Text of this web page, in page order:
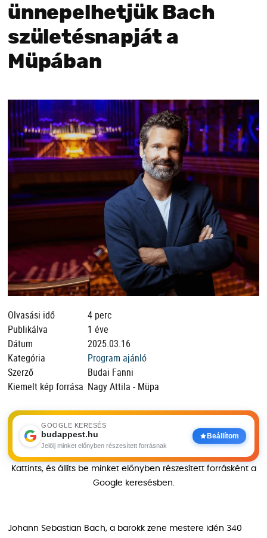
ünnepelhetjük Bach
születésnapját a
Müpában
Olvasási idő
4 perc
Publikálva
1 éve
Dátum
2025.03.16
Kategória
Program ajánló
Szerző
Budai Fanni
Kiemelt kép forrása Nagy Attila - Müpa
GOOGLE KERESÉS
budappest.hu
Jelölj minket előnyben részesített forrásnak
Beállítom
Kattints, és állíts be minket előnyben részesített forrásként a
Google keresésben.
Johann Sebastian Bach, a barokk zene mestere idén 340